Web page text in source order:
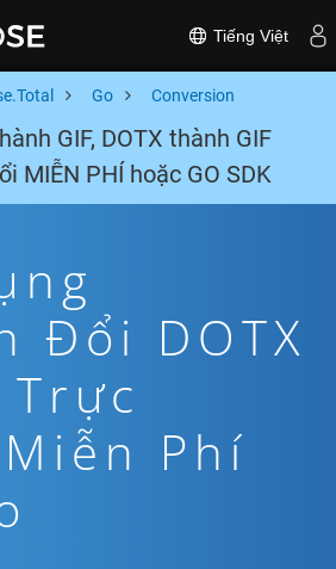
Tiếng Việt
Go Conversion
GIF, DOTX thành GIF
MIỄN PHÍ hoặc GO SDK
Đổi DOTX
Trực
Phí